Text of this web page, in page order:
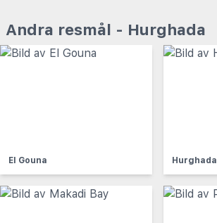
Andra resmål - Hurghada
El Gouna Hurghada